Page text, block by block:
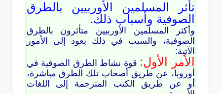
تأثر المسلمين الأوربيين بالطرق
الصوفية وأسباب ذلك.
وأكثر المسلمين الأوربيين متأثرون بالطرق
الصوفية، والسبب في ذلك يعود إلى الأمور
الآتية:
الأمر الأول: قوة نشاط الطرق الصوفية في
أوروبا، عن طريق أصحاب تلك الطرق مباشرة،
أو عن طريق الكتب المترجمة إلى اللغات